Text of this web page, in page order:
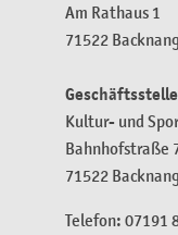
Am Rathaus 1
71522 Backnang
Kultur- und
Bahnhofstraße
71522 Backnang
Telefon: 07191